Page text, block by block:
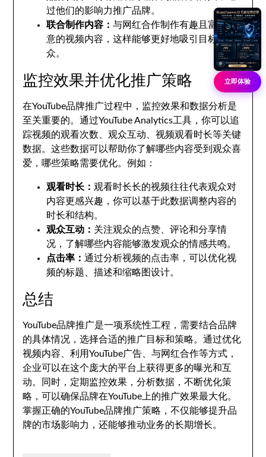
过他们的影响力推广品牌。
联合制作内容：与网红合作制作有趣且富有创
意的视频内容，这样能够更好地吸引目标受
众。
监控效果并优化推广策略
在YouTube品牌推广过程中，监控效果和数据分析是
至关重要的。通过YouTube Analytics工具，你可以追
踪视频的观看次数、观众互动、视频观看时长等关键
数据。这些数据可以帮助你了解哪些内容受到观众喜
爱，哪些策略需要优化。例如：
观看时长： 观看时长长的视频往往代表观众对
内容更感兴趣，你可以基于此数据调整内容的
时长和结构。
观众互动： 关注观众的点赞、评论和分享情
况，了解哪些内容能够激发观众的情感共鸣。
点击率：通过分析视频的点击率，可以优化视
频的标题、描述和缩略图设计。
总结
YouTube品牌推广是一项系统性工程，需要结合品牌
的具体情况，选择合适的推广目标和策略。通过优化
视频内容、利用YouTube广告、与网红合作等方式，
企业可以在这个庞大的平台上获得更多的曝光和互
动。同时，定期监控效果，分析数据，不断优化策
略，可以确保品牌在YouTube上的推广效果最大化。
掌握正确的YouTube品牌推广策略，不仅能够提升品
牌的市场影响力，还能够推动业务的长期增长。
立即体验